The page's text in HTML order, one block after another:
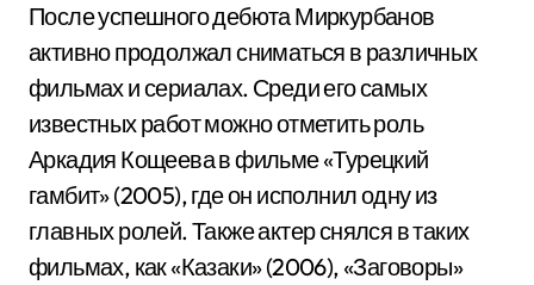
После успешного дебюта Миркурбанов
активно продолжал сниматься в различных
фильмах и сериалах. Среди его самых
известных работ можно отметить роль
Аркадия Кощеева в фильме «Турецкий
гамбит» (2005), где он исполнил одну из
главных ролей. Также актер снялся в таких
фильмах, как «Казаки» (2006), «Заговоры»